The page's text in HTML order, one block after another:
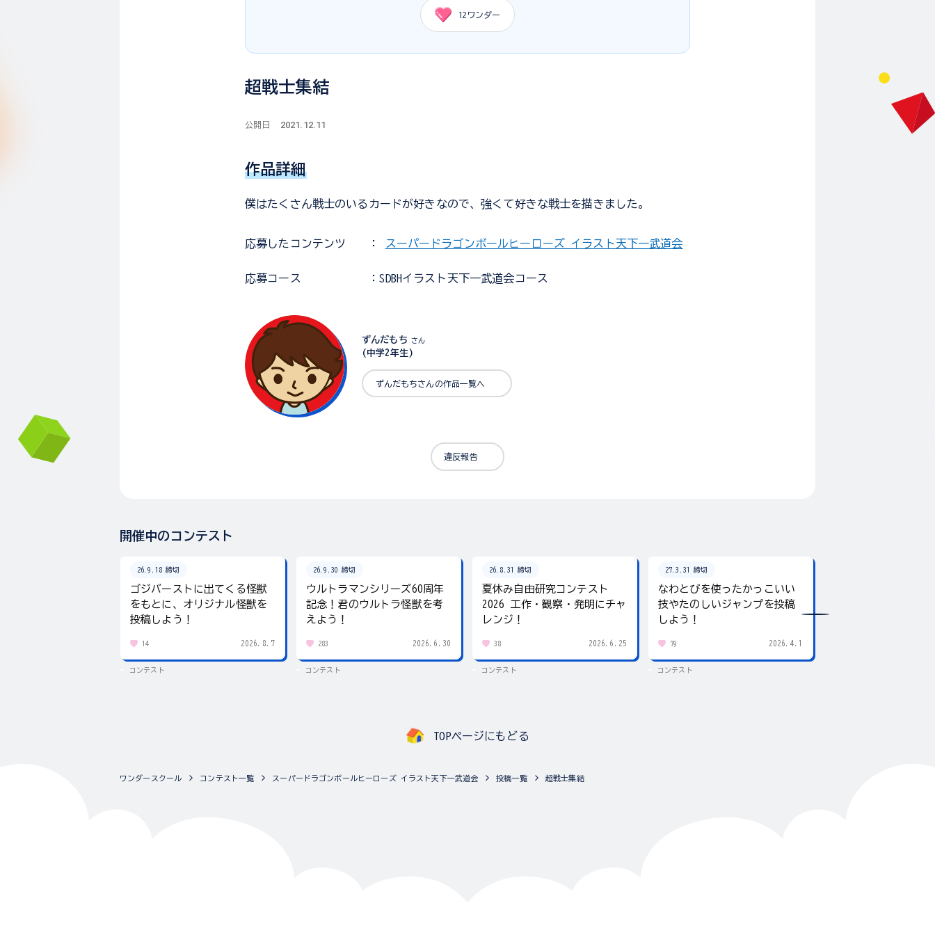
12 ワンダー
超戦士集結
公開日 2021.12.11
作品詳細
僕はたくさん戦士のいるカードが好きなので、強くて好きな戦士を描きました。
応募した コンテンツ ： スーパードラゴンボールヒーローズ イラスト天下一武道会
応募コース ：SDBHイラスト天下一武道会コース
ずんだもち さん
(中学2年生)
ずんだもちさんの作品一覧へ
違反報告
開催中のコンテスト
26.9.18 締切
ゴジバーストに出てくる怪獣
をもとに、オリジナル怪獣を
投稿しよう！
14 2026.8.7
コンテスト
26.9.30 締切
ウルトラマンシリーズ60周年
記念！君のウルトラ怪獣を考
えよう！
283 2026.6.30
コンテスト
26.8.31 締切
夏休み自由研究コンテスト
2026 工作・観察・発明にチャ
レンジ！
38 2026.6.25
コンテスト
27.3.31 締切
なわとびを使ったかっこいい
技やたのしいジャンプを投稿
しよう！
79 2026.4.1
コンテスト
TOPページにもどる
ワンダースクール コンテスト一覧 スーパードラゴンボールヒーローズ イラスト天下一武道会 投稿一覧 超戦士集結